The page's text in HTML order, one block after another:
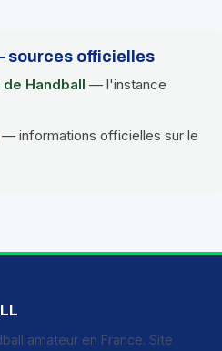
sources officielles
Handball — l'instance
— informations officielles sur le
amateur en France. Site